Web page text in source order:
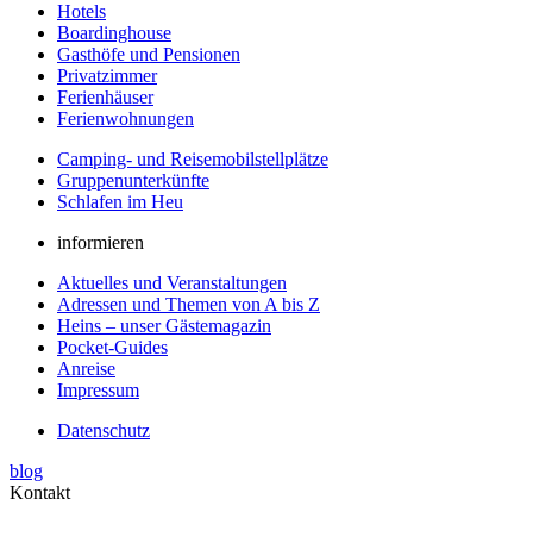
Hotels
Boardinghouse
Gasthöfe und Pensionen
Privatzimmer
Ferienhäuser
Ferienwohnungen
Camping- und Reisemobilstellplätze
Gruppenunterkünfte
Schlafen im Heu
informieren
Aktuelles und Veranstaltungen
Adressen und Themen von A bis Z
Heins – unser Gästemagazin
Pocket-Guides
Anreise
Impressum
Datenschutz
blog
Kontakt